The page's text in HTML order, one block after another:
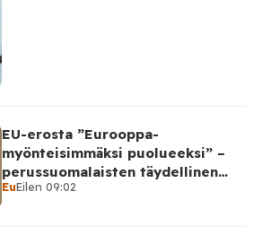
EU-erosta ”Eurooppa-
myönteisimmäksi puolueeksi” –
perussuomalaisten täydellinen
takinkääntö
EuEilen 09:02